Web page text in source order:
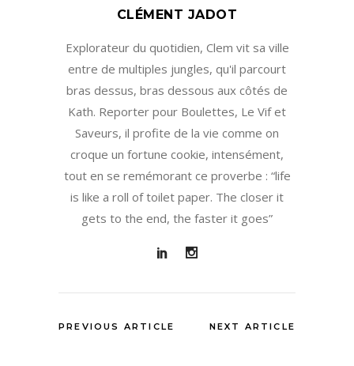
CLÉMENT JADOT
Explorateur du quotidien, Clem vit sa ville
entre de multiples jungles, qu'il parcourt
bras dessus, bras dessous aux côtés de
Kath. Reporter pour Boulettes, Le Vif et
Saveurs, il profite de la vie comme on
croque un fortune cookie, intensément,
tout en se remémorant ce proverbe : “life
is like a roll of toilet paper. The closer it
gets to the end, the faster it goes”
PREVIOUS ARTICLE NEXT ARTICLE